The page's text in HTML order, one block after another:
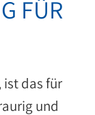
FÜR
ist das für
und